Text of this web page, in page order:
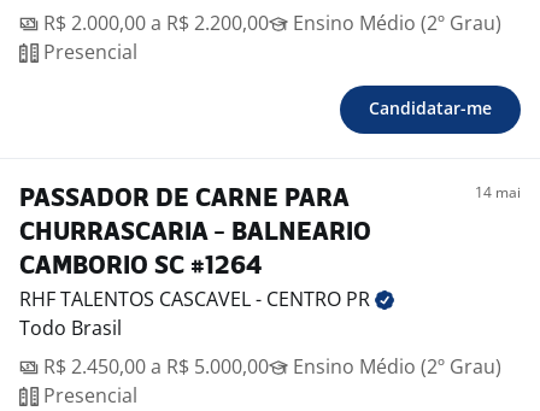
R$ 2.000,00 a R$ 2.200,00
Ensino Médio (2º Grau)
Presencial
Candidatar-me
PASSADOR DE CARNE PARA
CHURRASCARIA - BALNEARIO
CAMBORIO SC #1264
14 mai
RHF TALENTOS CASCAVEL - CENTRO PR
Todo Brasil
R$ 2.450,00 a R$ 5.000,00
Ensino Médio (2º Grau)
Presencial